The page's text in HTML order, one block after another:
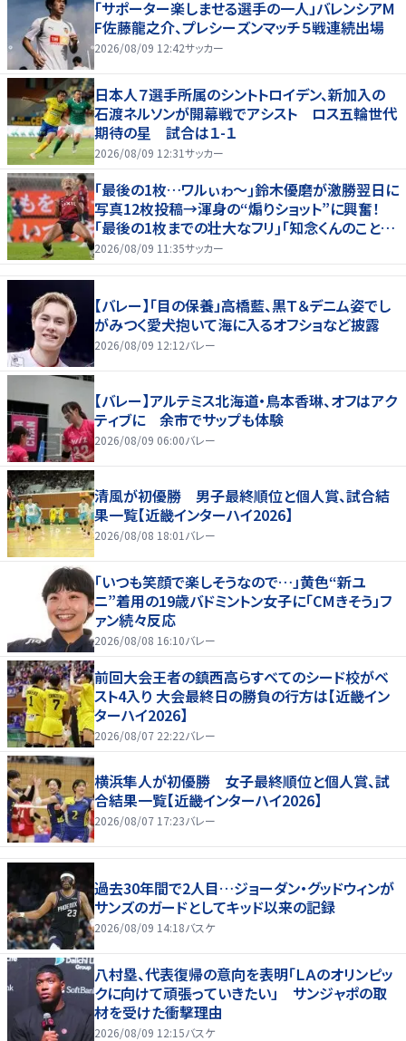
「サポーター楽しませる選手の一人」バレンシアM
F佐藤龍之介、プレシーズンマッチ５戦連続出場
2026/08/09 12:42サッカー
日本人７選手所属のシントトロイデン、新加入の
石渡ネルソンが開幕戦でアシスト ロス五輪世代
期待の星 試合は１-１
2026/08/09 12:31サッカー
｢最後の1枚…ワルぃゎ〜｣鈴木優磨が激勝翌日に
写真12枚投稿→渾身の“煽りショット”に興奮！
｢最後の1枚までの壮大なフリ｣｢知念くんのことど
んだけ好きなんよｗ｣
2026/08/09 11:35サッカー
【バレー】「目の保養」高橋藍、黒Ｔ＆デニム姿でし
がみつく愛犬抱いて海に入るオフショなど披露
2026/08/09 12:12バレー
【バレー】アルテミス北海道・鳥本香琳、オフはアク
ティブに 余市でサップも体験
2026/08/09 06:00バレー
清風が初優勝 男子最終順位と個人賞、試合結
果一覧【近畿インターハイ2026】
2026/08/08 18:01 バレー
「いつも笑顔で楽しそうなので…」黄色“新ユ
ニ”着用の19歳バドミントン女子に「CMきそう」フ
ァン続々反応
2026/08/08 16:10バレー
前回大会王者の鎮西高らすべてのシード校がベ
スト4入り 大会最終日の勝負の行方は【近畿イン
ターハイ2026】
2026/08/07 22:22バレー
横浜隼人が初優勝 女子最終順位と個人賞、試
合結果一覧【近畿インターハイ2026】
2026/08/07 17:23バレー
過去30年間で2人目…ジョーダン・グッドウィンが
サンズのガードとしてキッド以来の記録
2026/08/09 14:18バスケ
八村塁、代表復帰の意向を表明「ＬＡのオリンピッ
クに向けて頑張っていきたい」 サンジャポの取
材を受けた衝撃理由
2026/08/09 12:15バスケ